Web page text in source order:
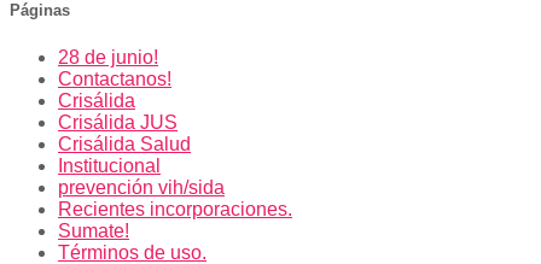
Páginas
28 de junio!
Contactanos!
Crisálida
Crisálida JUS
Crisálida Salud
Institucional
prevención vih/sida
Recientes incorporaciones.
Sumate!
Términos de uso.